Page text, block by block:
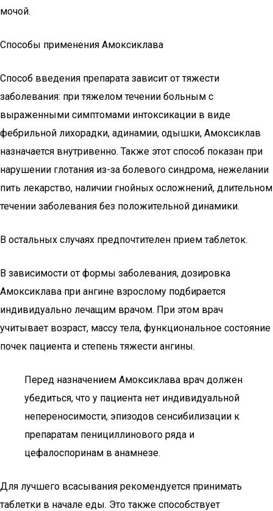
мочой.
Способы применения Амоксиклава
Способ введения препарата зависит от тяжести
заболевания: при тяжелом течении больным с
выраженными симптомами интоксикации в виде
фебрильной лихорадки, адинамии, одышки, Амоксиклав
назначается внутривенно. Также этот способ показан при
нарушении глотания из-за болевого синдрома, нежелании
пить лекарство, наличии гнойных осложнений, длительном
течении заболевания без положительной динамики.
В остальных случаях предпочтителен прием таблеток.
В зависимости от формы заболевания, дозировка
Амоксиклава при ангине взрослому подбирается
индивидуально лечащим врачом. При этом врач
учитывает возраст, массу тела, функциональное состояние
почек пациента и степень тяжести ангины.
Перед назначением Амоксиклава врач должен
убедиться, что у пациента нет индивидуальной
непереносимости, эпизодов сенсибилизации к
препаратам пенициллинового ряда и
цефалоспоринам в анамнезе.
Для лучшего всасывания рекомендуется принимать
таблетки в начале еды. Это также способствует